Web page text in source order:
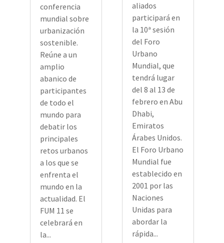
conferencia
mundial sobre
urbanización
sostenible.
Reúne a un
amplio
abanico de
participantes
de todo el
mundo para
debatir los
principales
retos urbanos
a los que se
enfrenta el
mundo en la
actualidad. El
FUM 11 se
celebrará en
la...
aliados
participará en
la 10ª sesión
del Foro
Urbano
Mundial, que
tendrá lugar
del 8 al 13 de
febrero en Abu
Dhabi,
Emiratos
Árabes Unidos.
El Foro Urbano
Mundial fue
establecido en
2001 por las
Naciones
Unidas para
abordar la
rápida...